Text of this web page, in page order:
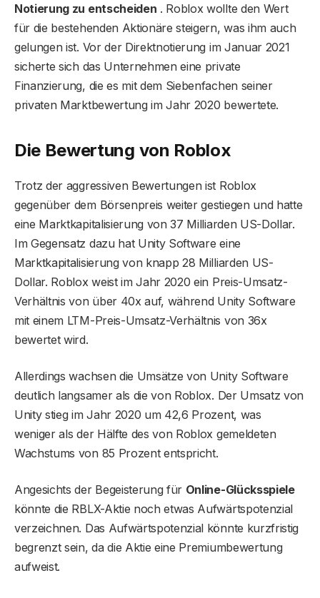
Notierung zu entscheiden . Roblox wollte den Wert
für die bestehenden Aktionäre steigern, was ihm auch
gelungen ist. Vor der Direktnotierung im Januar 2021
sicherte sich das Unternehmen eine private
Finanzierung, die es mit dem Siebenfachen seiner
privaten Marktbewertung im Jahr 2020 bewertete.
Die Bewertung von Roblox
Trotz der aggressiven Bewertungen ist Roblox
gegenüber dem Börsenpreis weiter gestiegen und hatte
eine Marktkapitalisierung von 37 Milliarden US-Dollar.
Im Gegensatz dazu hat Unity Software eine
Marktkapitalisierung von knapp 28 Milliarden US-
Dollar. Roblox weist im Jahr 2020 ein Preis-Umsatz-
Verhältnis von über 40x auf, während Unity Software
mit einem LTM-Preis-Umsatz-Verhältnis von 36x
bewertet wird.
Allerdings wachsen die Umsätze von Unity Software
deutlich langsamer als die von Roblox. Der Umsatz von
Unity stieg im Jahr 2020 um 42,6 Prozent, was
weniger als der Hälfte des von Roblox gemeldeten
Wachstums von 85 Prozent entspricht.
Angesichts der Begeisterung für Online-Glücksspiele
könnte die RBLX-Aktie noch etwas Aufwärtspotenzial
verzeichnen. Das Aufwärtspotenzial könnte kurzfristig
begrenzt sein, da die Aktie eine Premiumbewertung
aufweist.